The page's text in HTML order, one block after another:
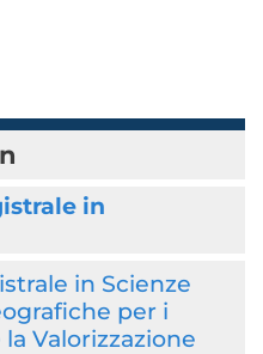
in
in Scienze
per i
Valorizzazione